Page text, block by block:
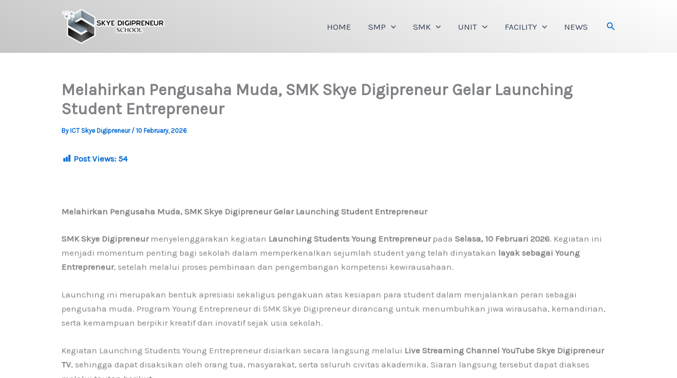
HOME SMP SMK UNIT FACILITY NEWS Search
Melahirkan Pengusaha Muda, SMK Skye Digipreneur Gelar Launching
Student Entrepreneur
By ICT Skye Digipreneur / 10 February, 2026
Post Views: 54
Melahirkan Pengusaha Muda, SMK Skye Digipreneur Gelar Launching Student Entrepreneur
SMK Skye Digipreneurmenyelenggarakan kegiatan Launching Students Young Entrepreneurpada Selasa, 10 Februari 2026. Kegiatan ini
menjadi momentum penting bagi sekolah dalam memperkenalkan sejumlah student yang telah dinyatakan layak sebagai Young
Entrepreneur, setelah melalui proses pembinaan dan pengembangan kompetensi kewirausahaan.
Launching ini merupakan bentuk apresiasi sekaligus pengakuan atas kesiapan para student dalam menjalankan peran sebagai
pengusaha muda. Program Young Entrepreneur di SMK Skye Digipreneur dirancang untuk menumbuhkan jiwa wirausaha, kemandirian,
serta kemampuan berpikir kreatif dan inovatif sejak usia sekolah.
Kegiatan Launching Students Young Entrepreneur disiarkan secara langsung melalui Live Streaming Channel YouTube Skye Digipreneur
TV, sehingga dapat disaksikan oleh orang tua, masyarakat, serta seluruh civitas akademika. Siaran langsung tersebut dapat diakses